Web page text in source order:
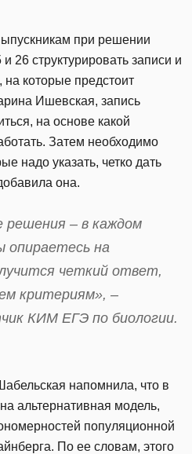
при решении
26 структурировать записи и
на которые предстоит
Ишевская, запись
на основе какой
Затем необходимо
надо указать, четко дать
она.
решения – в каждом
на
четкий ответ,
критериям», –
КИМ ЕГЭ по биологии.
напомнила, что в
альтернативная модель,
популяционной
По ее словам, этого